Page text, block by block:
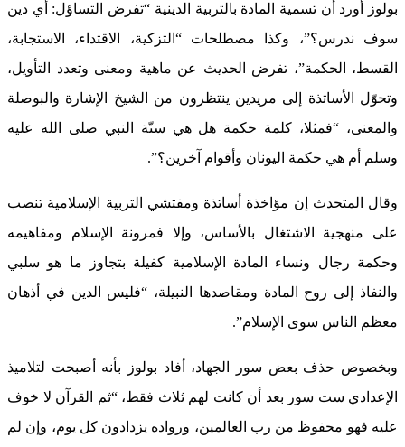
بولوز أورد أن تسمية المادة بالتربية الدينية “تفرض التساؤل: أي دين
سوف ندرس؟”، وكذا مصطلحات “التزكية، الاقتداء، الاستجابة،
القسط، الحكمة”، تفرض الحديث عن ماهية ومعنى وتعدد التأويل،
وتحوّل الأساتذة إلى مريدين ينتظرون من الشيخ الإشارة والبوصلة
والمعنى، “فمثلا، كلمة حكمة هل هي سنّة النبي صلى الله عليه
وسلم أم هي حكمة اليونان وأقوام آخرين؟”.
وقال المتحدث إن مؤاخذة أساتذة ومفتشي التربية الإسلامية تنصب
على منهجية الاشتغال بالأساس، وإلا فمرونة الإسلام ومفاهيمه
وحكمة رجال ونساء المادة الإسلامية كفيلة بتجاوز ما هو سلبي
والنفاذ إلى روح المادة ومقاصدها النبيلة، “فليس الدين في أذهان
معظم الناس سوى الإسلام”.
وبخصوص حذف بعض سور الجهاد، أفاد بولوز بأنه أصبحت لتلاميذ
الإعدادي ست سور بعد أن كانت لهم ثلاث فقط، “ثم القرآن لا خوف
عليه فهو محفوظ من رب العالمين، ورواده يزدادون كل يوم، وإن لم